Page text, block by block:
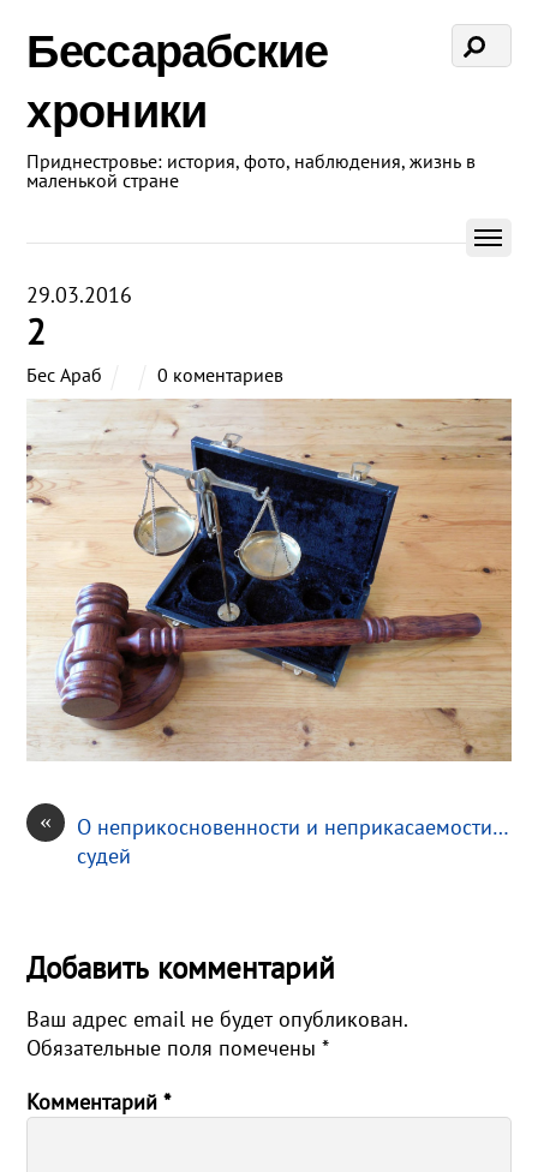
Бессарабские
хроники
Приднестровье: история, фото, наблюдения, жизнь в
маленькой стране
29.03.2016
2
Бес Араб 0 коментариев
«
О неприкосновенности и неприкасаемости…
судей
Добавить комментарий
Ваш адрес email не будет опубликован.
Обязательные поля помечены*
Комментарий*